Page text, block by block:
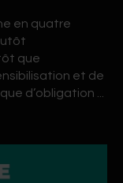
en quatre
que
et de
d’obligation ...